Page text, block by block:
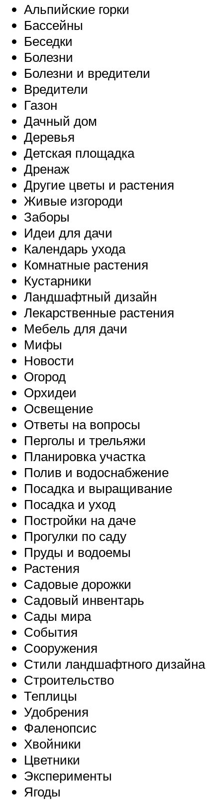
Альпийские горки
Бассейны
Беседки
Болезни
Болезни и вредители
Вредители
Газон
Дачный дом
Деревья
Детская площадка
Дренаж
Другие цветы и растения
Живые изгороди
Заборы
Идеи для дачи
Календарь ухода
Комнатные растения
Кустарники
Ландшафтный дизайн
Лекарственные растения
Мебель для дачи
Мифы
Новости
Огород
Орхидеи
Освещение
Ответы на вопросы
Перголы и трельяжи
Планировка участка
Полив и водоснабжение
Посадка и выращивание
Посадка и уход
Постройки на даче
Прогулки по саду
Пруды и водоемы
Растения
Садовые дорожки
Садовый инвентарь
Сады мира
События
Сооружения
Стили ландшафтного дизайна
Строительство
Теплицы
Удобрения
Фаленопсис
Хвойники
Цветники
Эксперименты
Ягоды